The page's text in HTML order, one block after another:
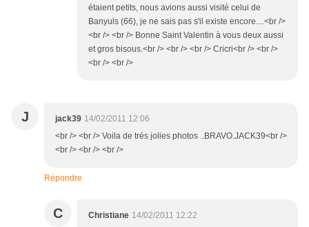
étaient petits, nous avions aussi visité celui de
Banyuls (66), je ne sais pas s'il existe encore....<br />
<br /> <br /> Bonne Saint Valentin à vous deux aussi
et gros bisous.<br /> <br /> <br /> Cricri<br /> <br />
<br /> <br />
J jack39 14/02/2011 12:06
<br /> <br /> Voila de trés jolies photos ..BRAVO.JACK39<br />
<br /> <br /> <br />
Répondre
C Christiane 14/02/2011 12:22